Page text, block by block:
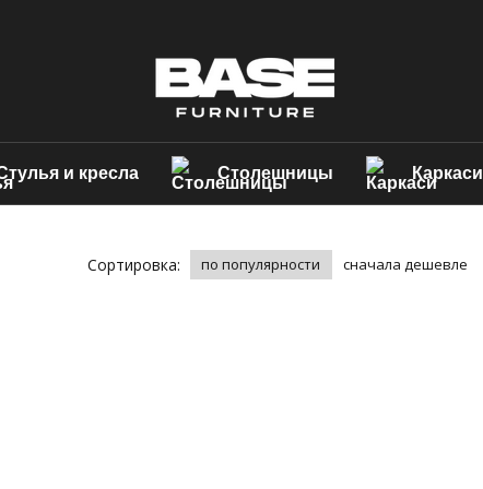
и кресла Столешницы Каркаси
Сортировка: по популярности сначала дешевле